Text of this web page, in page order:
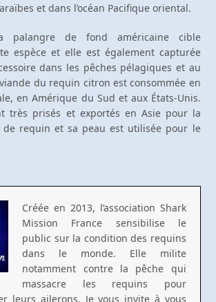
et dans l’océan Pacifique oriental.
palangre de fond américaine cible
espèce et elle est également capturée
dans les pêches pélagiques et au
du requin citron est consommée en
en Amérique du Sud et aux États-Unis.
très prisés et exportés en Asie pour la
de requin et sa peau est utilisée pour le
Créée en 2013, l’association Shark
Mission France sensibilise le
public sur la condition des requins
dans le monde. Elle milite
notamment contre la pêche qui
massacre les requins pour
leurs ailerons. Je vous invite à vous